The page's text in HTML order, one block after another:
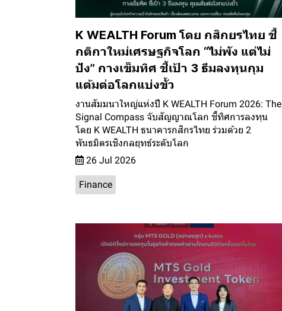
K WEALTH Forum โดย กสิกยรไทย ชี้
กติกาใหม่เศรษฐกิจโลก “ไม่พัง แต่ไม่
ปัง” กางเข็มทิศ ชี้เป้า 3 ธีมลงทุนกุม
แต้มต่อโลกแบ่งขั้ว
งานสัมมนาใหญ่แห่งปี K WEALTH Forum 2026: The
Signal Compass จับสัญญาณโลก ชี้ทิศการลงทุน
โดย K WEALTH ธนาคารกสิกรไทย ร่วมด้วย 2
พันธมิตรเชิงกลยุทธ์ระดับโลก
26 Jul 2026
Finance